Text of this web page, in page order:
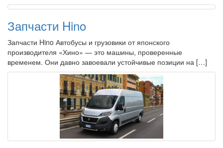
Запчасти Hino
Запчасти Hino Автобусы и грузовики от японского
производителя «Хино» — это машины, проверенные
временем. Они давно завоевали устойчивые позиции на […]